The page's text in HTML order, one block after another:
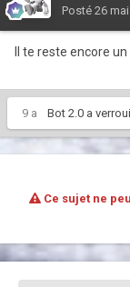
Posté 26
Il te reste encore
9 a Bot 2.0 a
Ce sujet ne